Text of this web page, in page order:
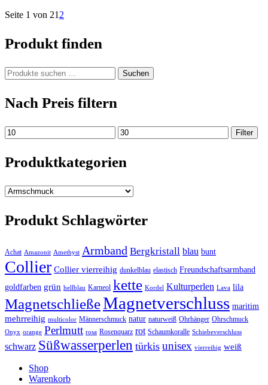
Seite 1 von 21 2
Produkt finden
Suchen
nach:
Suchen
Nach Preis filtern
Min.
Preis
Max.
Preis
Filter
Produktkategorien
Produkt Schlagwörter
Achat Amazonit Amethyst Armband Bergkristall blau bunt
Collier Collier vierreihig dunkelblau elastisch Freundschaftsarmband
goldfarben grün hellblau Karneol kette Kordel Kulturperlen Lava lila
MagnetschließeMagnetverschluss maritim
mehrreihig multicolor Männerschmuck natur naturweiß Ohrhänger Ohrschmuck
Onyx orange Perlmutt rosa Rosenquarz rot Schaumkoralle Schiebeverschluss
schwarz Süßwasserperlen türkis unisex vierreihig weiß
Shop
Warenkorb